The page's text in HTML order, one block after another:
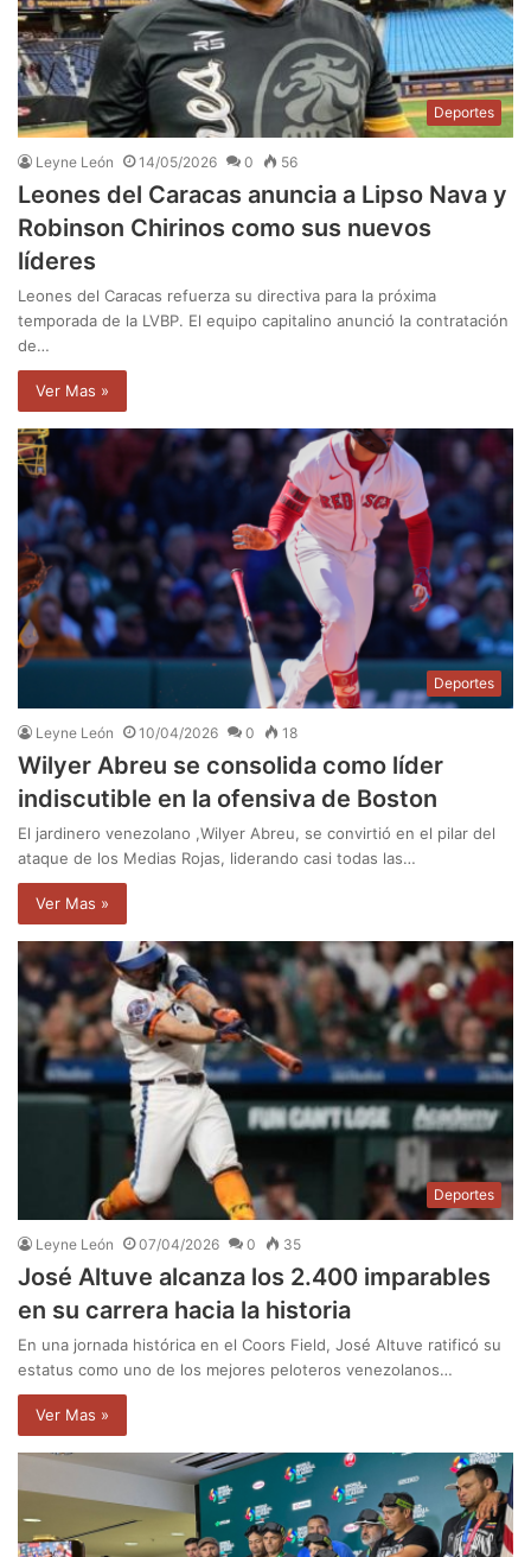
Deportes
Leyne León 14/05/2026 0 56
Leones del Caracas anuncia a Lipso Nava y
Robinson Chirinos como sus nuevos
líderes
Leones del Caracas refuerza su directiva para la próxima
temporada de la LVBP. El equipo capitalino anunció la contratación
de…
Ver Mas »
Deportes
Leyne León 10/04/2026 0 18
Wilyer Abreu se consolida como líder
indiscutible en la ofensiva de Boston
El jardinero venezolano ,Wilyer Abreu, se convirtió en el pilar del
ataque de los Medias Rojas, liderando casi todas las…
Ver Mas »
Deportes
Leyne León 07/04/2026 0 35
José Altuve alcanza los 2.400 imparables
en su carrera hacia la historia
En una jornada histórica en el Coors Field, José Altuve ratificó su
estatus como uno de los mejores peloteros venezolanos…
Ver Mas »